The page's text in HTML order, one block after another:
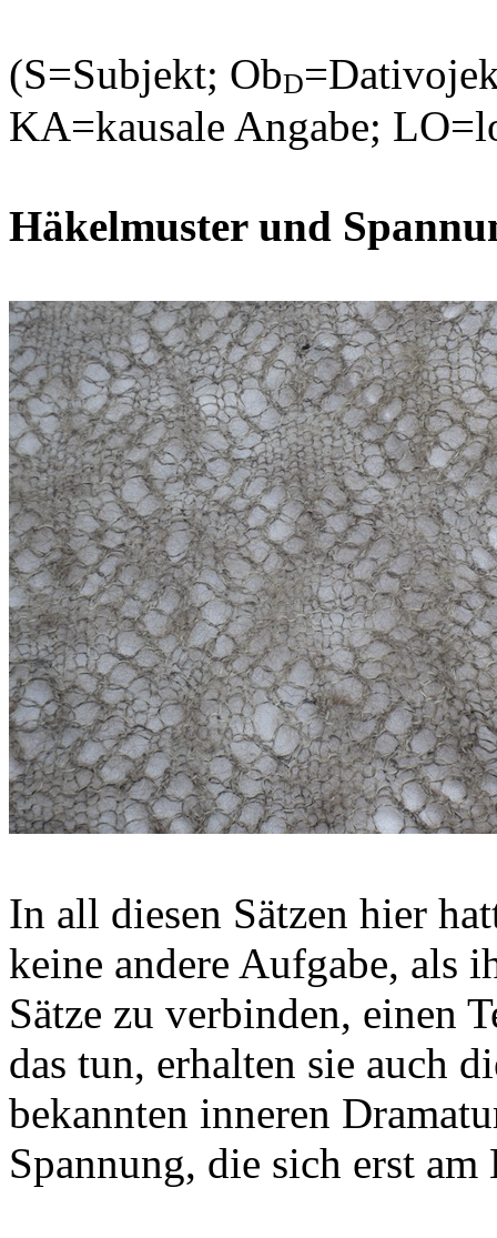
(S=Subjekt; ObD
KA=kausale Angabe;
Häkelmuster und
In all diesen Sätzen hier
keine andere Aufgabe, als
Sätze zu verbinden, einen
das tun, erhalten sie auch
bekannten inneren
Spannung, die sich erst am